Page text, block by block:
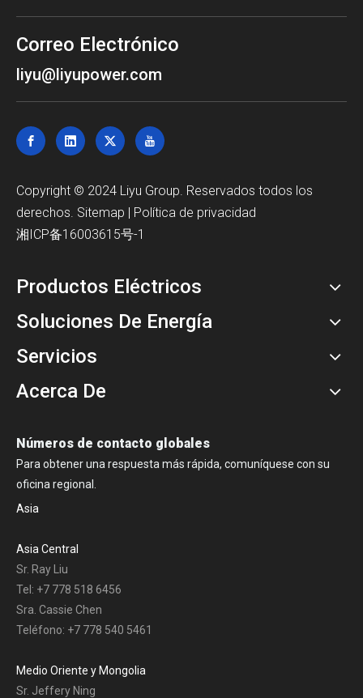
Correo Electrónico
liyu@liyupower.com
Copyright © 2024 Liyu Group. Reservados todos los
derechos. Sitemap | Política de privacidad
湘ICP备16003615号-1
Productos Eléctricos
Soluciones De Energía
Servicios
Acerca De
Números de contacto globales
Para obtener una respuesta más rápida, comuníquese con su
oficina regional.
Asia
Asia Central
Sr. Ray Liu
Tel: +7 778 518 6456
Sra. Cassie Chen
Teléfono: +7 778 540 5461
Medio Oriente y Mongolia
Sr. Jeffery Ning